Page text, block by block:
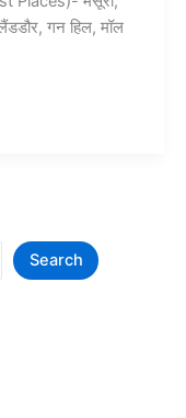
गन हिल, मॉल
Search